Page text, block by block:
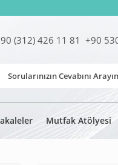
(312) 426 11 81 +90
Mutfak Atölyesi